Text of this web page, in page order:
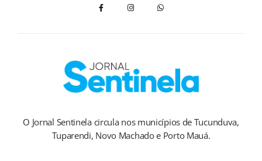
O Jornal Sentinela circula nos municípios de Tucunduva,
Tuparendi, Novo Machado e Porto Mauá.